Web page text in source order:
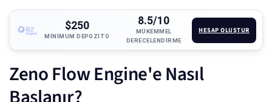
$250
MINIMUM DEPOZITO
8.5/10
MÜKEMMEL
DERECELENDIRME
HESAP OLUŞTUR
Zeno Flow Engine'e Nasıl